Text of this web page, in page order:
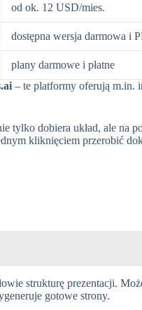
od ok. 12 USD/mies.
dostępna wersja darmowa i
plany darmowe i płatne
– te platformy oferują m.in.
tylko dobiera układ, ale na
kliknięciem przerobić
strukturę prezentacji.
gotowe strony.